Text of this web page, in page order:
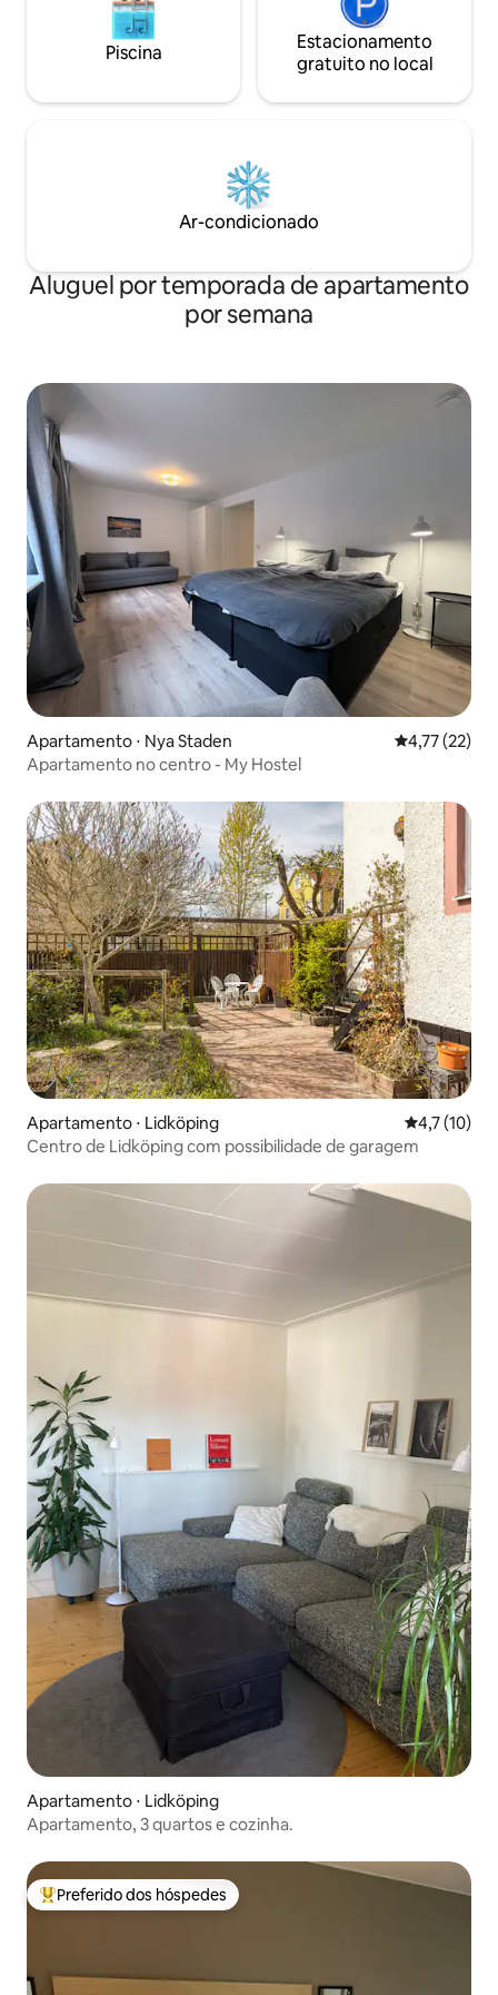
Piscina
Estacionamento
gratuito no local
Ar-condicionado
Aluguel por temporada de apartamento
por semana
Apartamento ⋅ Nya Staden 4,77 de uma
4,77 (22)
Apartamento no centro - My Hostel
Apartamento ⋅ Lidköping 4,7 de uma
4,7 (10)
Centro de Lidköping com possibilidade de garagem
Apartamento ⋅ Lidköping
Apartamento, 3 quartos e cozinha.
Entre os melhores preferidos dos hóspedes
Preferido dos hóspedes